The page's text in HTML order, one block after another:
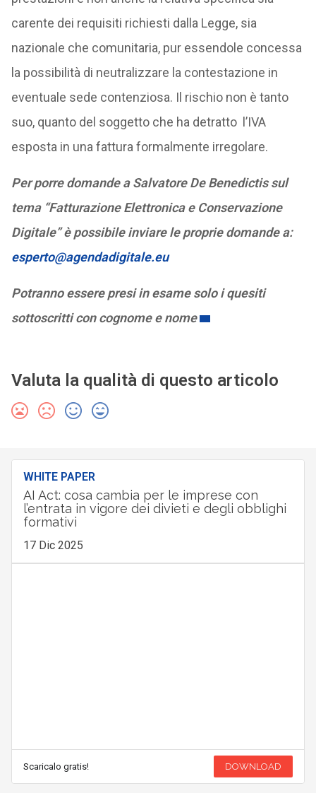
carente dei requisiti richiesti dalla Legge, sia
nazionale che comunitaria, pur essendole concessa
la possibilità di neutralizzare la contestazione in
eventuale sede contenziosa. Il rischio non è tanto
suo, quanto del soggetto che ha detratto l’IVA
esposta in una fattura formalmente irregolare.
Per porre domande a Salvatore De Benedictis sul
tema “Fatturazione Elettronica e Conservazione
Digitale” è possibile inviare le proprie domande a:
esperto@agendadigitale.eu
Potranno essere presi in esame solo i quesiti
sottoscritti con cognome e nome
Valuta la qualità di questo articolo
WHITE PAPER
AI Act: cosa cambia per le imprese con
l’entrata in vigore dei divieti e degli obblighi
formativi
17 Dic 2025
Scaricalo gratis! DOWNLOAD